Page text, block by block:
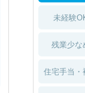
未経験
残業少な
住宅手当・